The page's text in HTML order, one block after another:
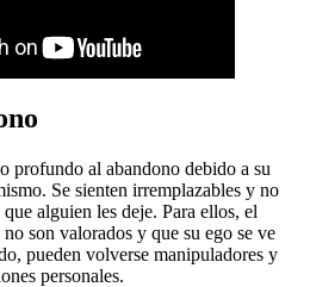
profundo al abandono debido a su
Se sienten irremplazables y no
alguien les deje. Para ellos, el
son valorados y que su ego se ve
pueden volverse manipuladores y
personales.